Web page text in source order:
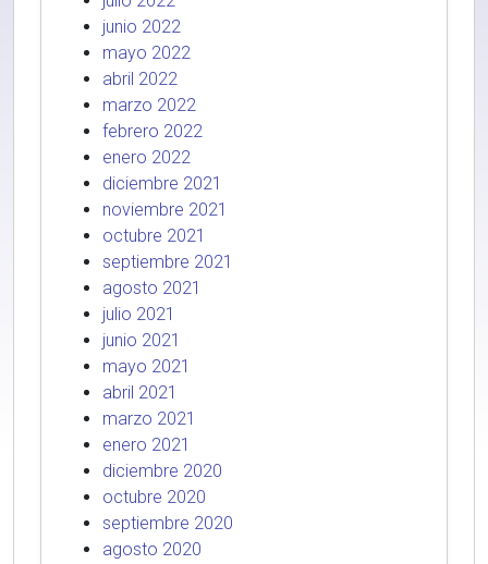
junio 2022
mayo 2022
abril 2022
marzo 2022
febrero 2022
enero 2022
diciembre 2021
noviembre 2021
octubre 2021
septiembre 2021
agosto 2021
julio 2021
junio 2021
mayo 2021
abril 2021
marzo 2021
enero 2021
diciembre 2020
octubre 2020
septiembre 2020
agosto 2020